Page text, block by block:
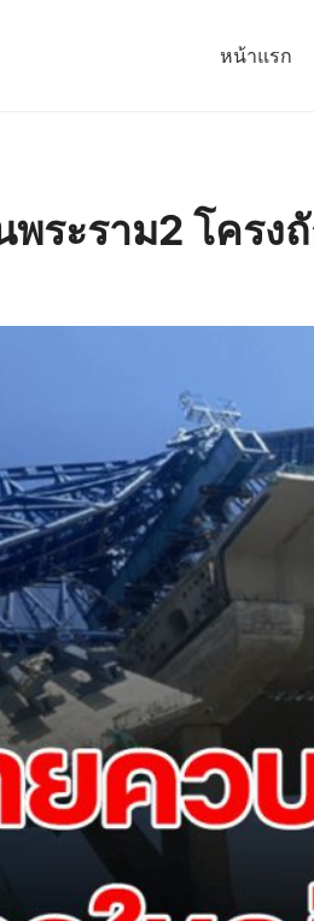
หน้าแรก
ระราม2 โครง